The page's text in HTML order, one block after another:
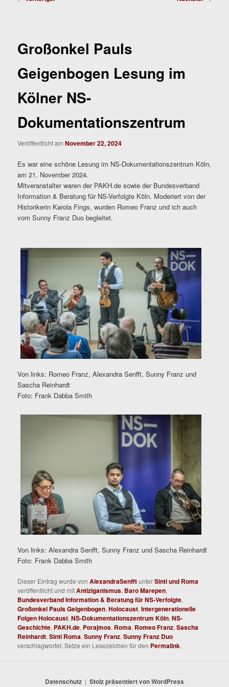
Großonkel Pauls
Geigenbogen Lesung im
Kölner NS-
Dokumentationszentrum
Veröffentlicht amNovember 22, 2024
Es war eine schöne Lesung im NS-Dokumentationszentrum Köln,
am 21. November 2024.
Mitveranstalter waren der PAKH.de sowie der Bundesverband
Information & Beratung für NS-Verfolgte Köln. Moderiert von der
Historikerin Karola Fings, wurden Romeo Franz und ich auch
vom Sunny Franz Duo begleitet.
Von links: Romeo Franz, Alexandra Senfft, Sunny Franz und
Sascha Reinhardt
Foto: Frank Dabba Smith
Von links: Alexandra Senfft, Sunny Franz und Sascha Reinhardt
Foto: Frank Dabba Smith
Dieser Eintrag wurde vonAlexandraSenfftunterSinti und Roma
veröffentlicht und mitAntiziganismus, Baro Marepen,
Bundesverband Information & Beratung für NS-Verfolgte,
Großonkel Pauls Geigenbogen,Holocaust,Intergenerationelle
Folgen Holocaust,NS-Dokumentationszentrum Köln,NS-
Geschichte, PAKH.de, Porajmos, Roma, Romeo Franz,Sascha
Reinhardt,Sinti Roma,Sunny Franz,Sunny Franz Duo
verschlagwortet. Setze ein Lesezeichen für den Permalink.
Datenschutz Stolz präsentiert von WordPress